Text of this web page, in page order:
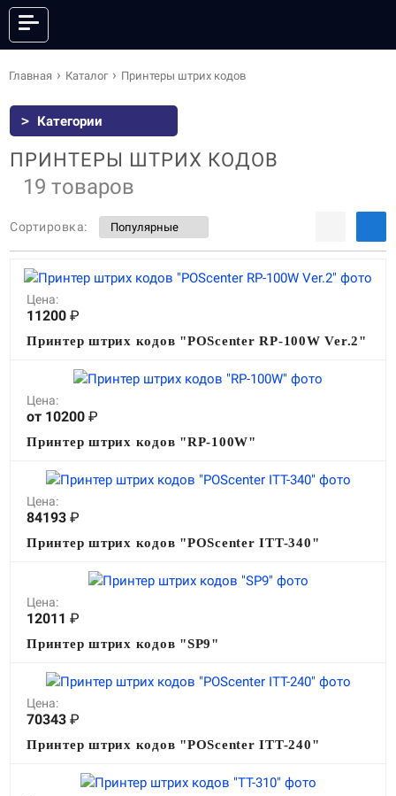
КАТАЛОГ
ОНЛАЙН КАССЫ
ФИСКАЛЬНЫЕ РЕГИСТРАТОРЫ
АНДРОИД СМАРТ-ТЕРМИНАЛЫ
POS-ПЕРИФЕРИЯ
ТОРГОВЫЕ ВЕСЫ
ЭЛЕКТРОННЫЕ ЦЕННИКИ
ГОТОВЫЕ КОМПЛЕКТЫ
АКСЕССУАРЫ
О КОМПАНИИ
производства кассового и весового оборудования.
КОНТАКТЫ СЕРВИСНЫЕ ЦЕНТРЫ
АДРЕСА МАГАЗИНОВ
ОТЗЫВЫ О НАС
ПОЛЕЗНЫЕ РЕСУРСЫ
Самая актуальная и необходимая информация о нововведениях и
технической составляющей ассортимента «POScenter».
НОВОСТИ ЖУРНАЛ КОНФЕРЕНЦИИ
+7 (495) 518-94-41
Главная Каталог Принтеры штрих кодов
> Категории
ПРИНТЕРЫ ШТРИХ КОДОВ
19 товаров
Сортировка:
Цена:
11200 ₽
Принтер штрих кодов "POScenter RP-100W Ver.2"
Цена:
от 10200 ₽
Принтер штрих кодов "RP-100W"
Цена:
84193 ₽
Принтер штрих кодов "POScenter ITT-340"
Цена:
12011 ₽
Принтер штрих кодов "SP9"
Цена:
70343 ₽
Принтер штрих кодов "POScenter ITT-240"